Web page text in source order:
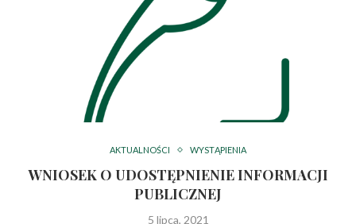
AKTUALNOŚCI WYSTĄPIENIA
WNIOSEK O UDOSTĘPNIENIE INFORMACJI
PUBLICZNEJ
5 lipca, 2021